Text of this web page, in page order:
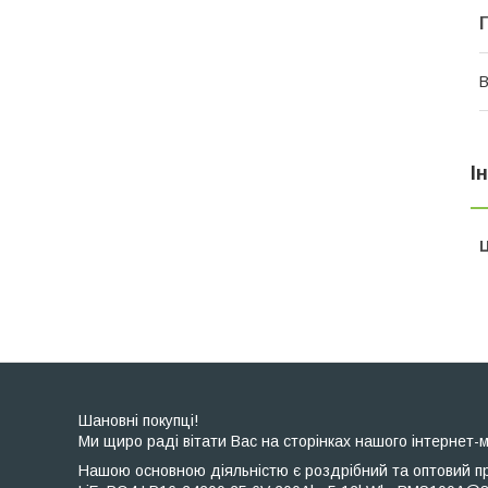
Шановні покупці!
Ми щиро раді вітати Вас на сторінках нашого інтернет-
Нашою основною діяльністю є роздрібний та оптовий